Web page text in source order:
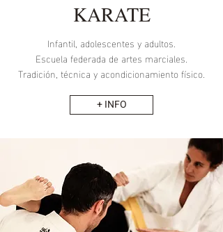
KARATE
Infantil, adolescentes y adultos.
Escuela federada de artes marciales.
Tradición, técnica y acondicionamiento físico.
+ INFO